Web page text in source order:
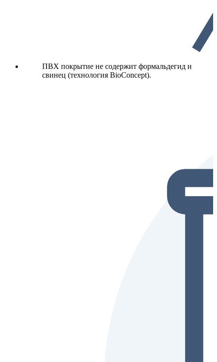
ПВХ покрытие не содержит формальдегид и
свинец (технология BioConcept).